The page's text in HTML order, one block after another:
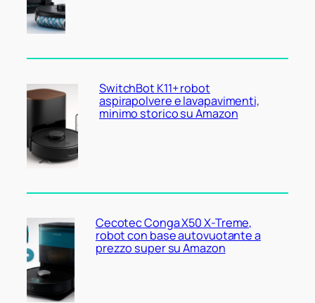
SwitchBot K11+ robot
aspirapolvere e lavapavimenti,
minimo storico su Amazon
Cecotec Conga X50 X-Treme,
robot con base autovuotante a
prezzo super su Amazon